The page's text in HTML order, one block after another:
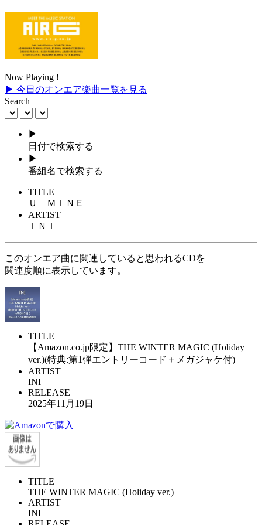
Now Playing !
▶ 今日のオンエア楽曲一覧を見る
Search
▶
日付で検索する
▶
番組名で検索する
TITLE
Ｕ ＭＩＮＥ
ARTIST
ＩＮＩ
このオンエア曲に関連していると思われるCDを
関連度順に表示しています。
TITLE
【Amazon.co.jp限定】THE WINTER MAGIC (Holiday
ver.)(特典:第1弾エントリーコード＋メガジャケ付)
ARTIST
INI
RELEASE
2025年11月19日
TITLE
THE WINTER MAGIC (Holiday ver.)
ARTIST
INI